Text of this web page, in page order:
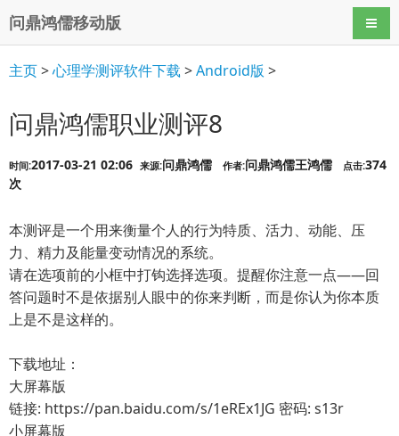
问鼎鸿儒移动版 导航
主页>心理学测评软件下载 >Android版 >
问鼎鸿儒职业测评8
时间:2017-03-21 02:06 来源:问鼎鸿儒 作者:问鼎鸿儒王鸿儒 点击:374
次
本测评是一个用来衡量个人的行为特质、活力、动能、压
力、精力及能量变动情况的系统。
请在选项前的小框中打钩选择选项。提醒你注意一点——回
答问题时不是依据别人眼中的你来判断，而是你认为你本质
上是不是这样的。
下载地址：
大屏幕版
链接: https://pan.baidu.com/s/1eREx1JG 密码: s13r
小屏幕版